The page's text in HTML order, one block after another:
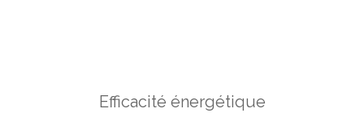
Efficacité énergétique